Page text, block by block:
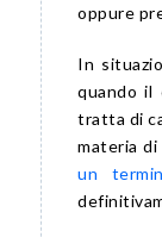
oppure
In
quando il
tratta di
materia
un